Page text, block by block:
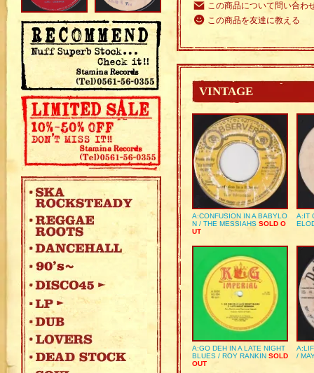
この商品について問い合わ
この商品を友達に教える
VINTAGE
A:CONFUSION IN A BABYLO
N / THE MESSIAHS SOLD O
UT
A:IT
A:GO DEH IN A LATE NIGHT
BLUES / ROY RANKIN SOLD
OUT
/